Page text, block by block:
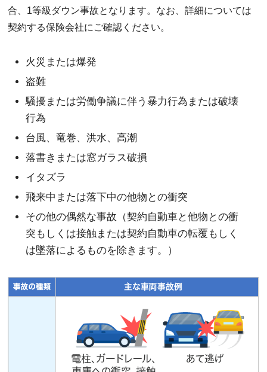
合、1等級ダウン事故となります。なお、詳細については
契約する保険会社にご確認ください。
火災または爆発
盗難
騒擾または労働争議に伴う暴力行為または破壊
行為
台風、竜巻、洪水、高潮
落書きまたは窓ガラス破損
イタズラ
飛来中または落下中の他物との衝突
その他の偶然な事故（契約自動車と他物との衝
突もしくは接触または契約自動車の転覆もしく
は墜落によるものを除きます。）